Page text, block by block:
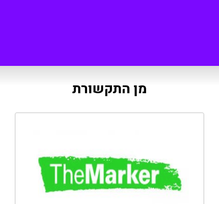
מן התקשורת